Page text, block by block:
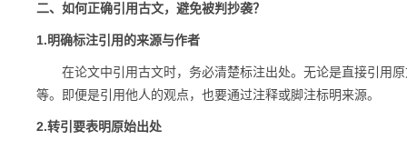
二、如何正确引用古文，避免被判抄袭？
1.明确标注引用的来源与作者
在论文中引用古文时，务必清楚标注出处。无论是直接引用原
等。即便是引用他人的观点，也要通过注释或脚注标明来源。
2.转引要表明原始出处